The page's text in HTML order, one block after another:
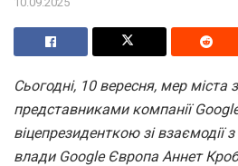
Сьогодні, 10 вересня, мер міста
представниками компанії
віцепрезиденткою зі взаємодії
влади Google Європа Аннет